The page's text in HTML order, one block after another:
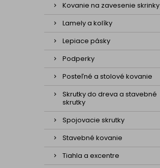
Kovanie na zavesenie skrinky
Lamely a kolíky
Lepiace pásky
Podperky
Posteľné a stolové kovanie
Skrutky do dreva a stavebné
skrutky
Spojovacie skrutky
Stavebné kovanie
Tiahla a excentre